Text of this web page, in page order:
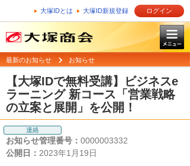
大塚IDとは 大塚ID新規登録 ログイン
最新のお知らせ お知らせ
【大塚IDで無料受講】ビジネスe
ラーニング 新コース「営業戦略
の立案と展開」を公開！
連絡
お知らせ管理番号： 0000003332
公開日： 2023年1月19日